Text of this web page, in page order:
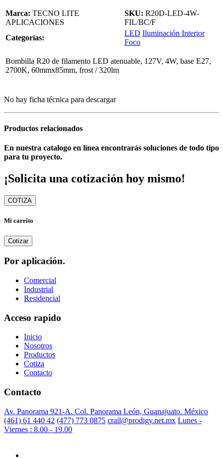
Marca: TECNO LITE
APLICACIONES
SKU: R20D-LED-4W-
FIL/BC/F
Categorías:
LED Iluminación Interior
Foco
Bombilla R20 de filamento LED atenuable, 127V, 4W, base E27,
2700K, 60mmx85mm, frost / 320lm
No hay ficha técnica para descargar
Productos relacionados
En nuestra catalogo en línea encontrarás soluciones de todo tipo
para tu proyecto.
¡Solicita una cotización hoy mismo!
COTIZA
Mi carrito
Cotizar
Por aplicación.
Comercial
Industrial
Residencial
Acceso rapido
Inicio
Nosotros
Productos
Cotiza
Contacto
Contacto
Av. Panorama 921-A. Col. Panorama León, Guanajuato. México
(461) 61 440 42 (477) 773 0875 crail@prodigy.net.mx Lunes -
Viernes : 8.00 - 19.00